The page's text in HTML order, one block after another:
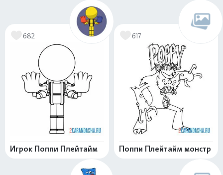
682
Игрок Поппи Плейтайм
617
Поппи Плейтайм монстр